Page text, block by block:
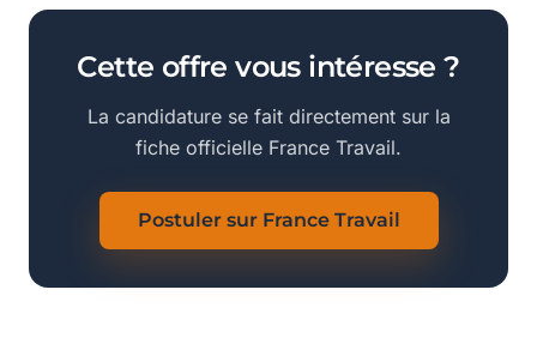
Cette offre vous intéresse ?
La candidature se fait directement sur la
fiche officielle France Travail.
Postuler sur France Travail